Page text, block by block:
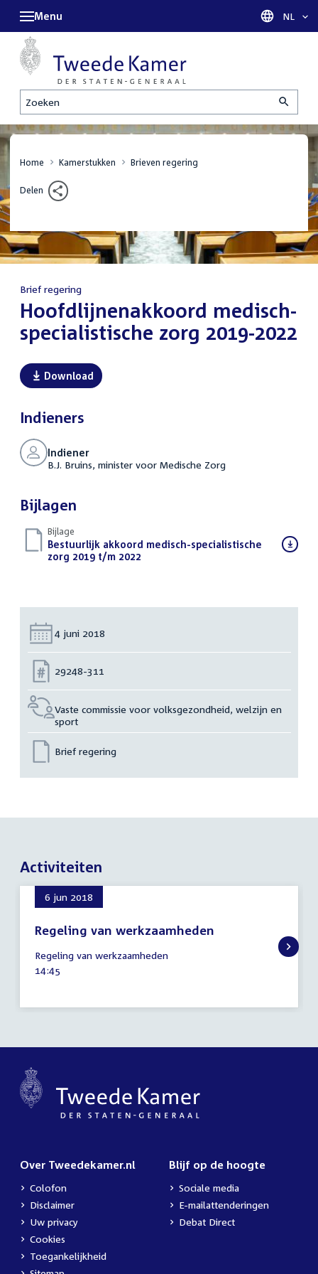
Zoeken
Menu Taal
NL
Home Kamerstukken Brieven regering
Delen
Brief regering
:Hoofdlijnenakkoord medisch-
specialistische zorg 2019-2022
Download
Indieners
Indiener
B.J. Bruins, minister voor Medische Zorg
Bijlagen
Bijlage
Download
bestand:
Bestuurlijk akkoord medisch-specialistische
zorg 2019 t/m 2022
Datum:
4 juni 2018
Nummer:
29248-311
Vaste commissie voor volksgezondheid, welzijn en
sport
Brief regering
Activiteiten
6 jun 2018
Regeling van werkzaamheden
juni
2018
Regeling van werkzaamheden
Tijd
14:45
Over Tweedekamer.nl
Colofon
Disclaimer
Uw privacy
Cookies
Toegankelijkheid
Blijf op de hoogte
Sociale media
E-mailattenderingen
Debat Direct